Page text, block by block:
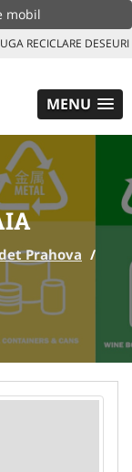
mobil
RECICLARE DESEURI
MENU
Prahova /